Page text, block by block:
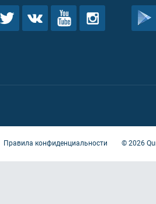
Правила конфиденциальности ©2026